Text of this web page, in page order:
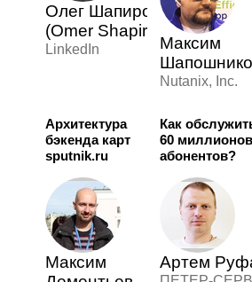
Олег Шапиро
(Omer Shapira)
LinkedIn
Максим
Nutanix, Inc.
Архитектура
бэкенда карт
sputnik.ru
Максим
Как
60
абонентов?
Артем